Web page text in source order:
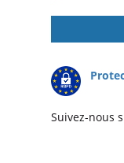
Suivez-nous